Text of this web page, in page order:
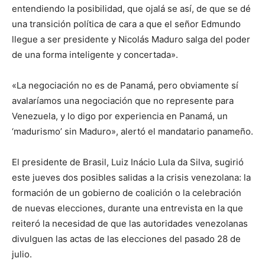
entendiendo la posibilidad, que ojalá se así, de que se dé
una transición política de cara a que el señor Edmundo
llegue a ser presidente y Nicolás Maduro salga del poder
de una forma inteligente y concertada».
«La negociación no es de Panamá, pero obviamente sí
avalaríamos una negociación que no represente para
Venezuela, y lo digo por experiencia en Panamá, un
‘madurismo’ sin Maduro», alertó el mandatario panameño.
El presidente de Brasil, Luiz Inácio Lula da Silva, sugirió
este jueves dos posibles salidas a la crisis venezolana: la
formación de un gobierno de coalición o la celebración
de nuevas elecciones, durante una entrevista en la que
reiteró la necesidad de que las autoridades venezolanas
divulguen las actas de las elecciones del pasado 28 de
julio.